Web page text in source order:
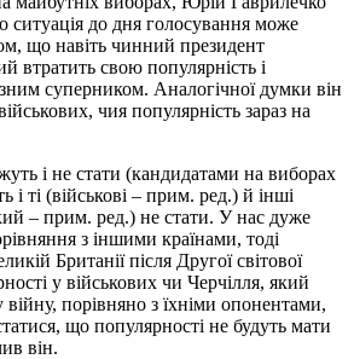
ситуація до дня голосування може
що навіть чинний президент
втратить свою популярність і
суперником. Аналогічної думки він
чия популярність зараз на
і не стати (кандидатами на виборах
ті (військові – прим. ред.) й інші
– прим. ред.) не стати. У нас дуже
з іншими країнами, тоді
Британії після Другої світової
у військових чи Черчілля, який
порівняно з їхніми опонентами,
що популярності не будуть мати
він.